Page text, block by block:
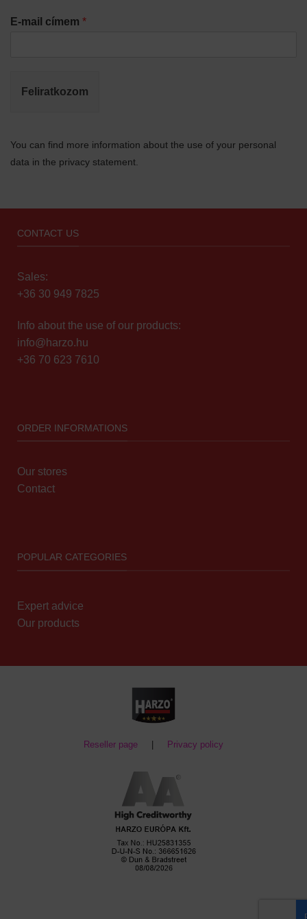
E-mail címem *
Feliratkozom
You can find more information about the use of your personal
data in the privacy statement.
CONTACT US
Sales:
+36 30 949 7825
Info about the use of our products:
info@harzo.hu
+36 70 623 7610
ORDER INFORMATIONS
Our stores
Contact
POPULAR CATEGORIES
Expert advice
Our products
Reseller page Privacy policy